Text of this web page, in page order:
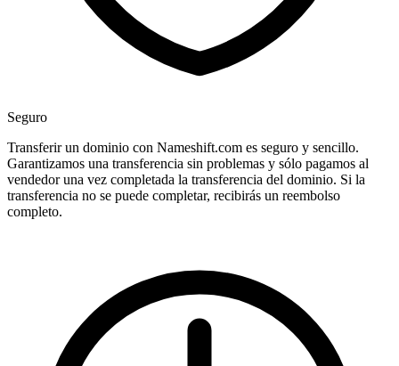
Seguro
Transferir un dominio con Nameshift.com es seguro y sencillo.
Garantizamos una transferencia sin problemas y sólo pagamos al
vendedor una vez completada la transferencia del dominio. Si la
transferencia no se puede completar, recibirás un reembolso
completo.